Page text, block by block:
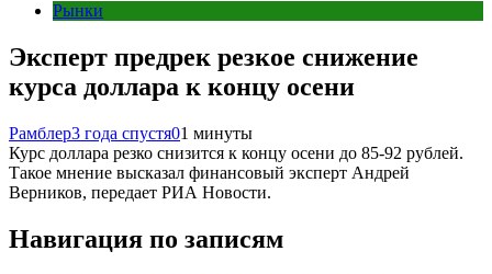
Рынки
Эксперт предрек резкое снижение
курса доллара к концу осени
Рамблер3 года спустя01 минуты
Курс доллара резко снизится к концу осени до 85-92 рублей.
Такое мнение высказал финансовый эксперт Андрей
Верников, передает РИА Новости.
Навигация по записям